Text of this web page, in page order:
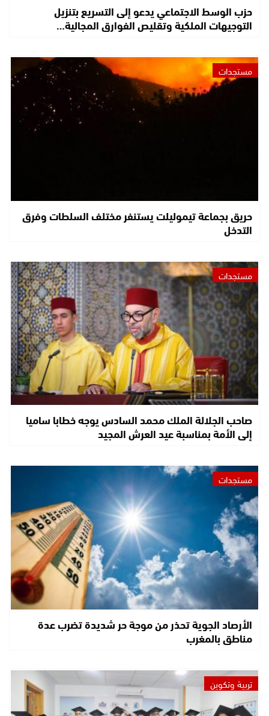
حزب الوسط الاجتماعي يدعو إلى التسريع بتنزيل
التوجيهات الملكية وتقليص الفوارق المجالية…
مستجدات
حريق بجماعة تيموليلت يستنفر مختلف السلطات وفرق
التدخل
مستجدات
صاحب الجلالة الملك محمد السادس يوجه خطابا ساميا
إلى الأمة بمناسبة عيد العرش المجيد
مستجدات
الأرصاد الجوية تحذر من موجة حر شديدة تضرب عدة
مناطق بالمغرب
تربية وتكوين